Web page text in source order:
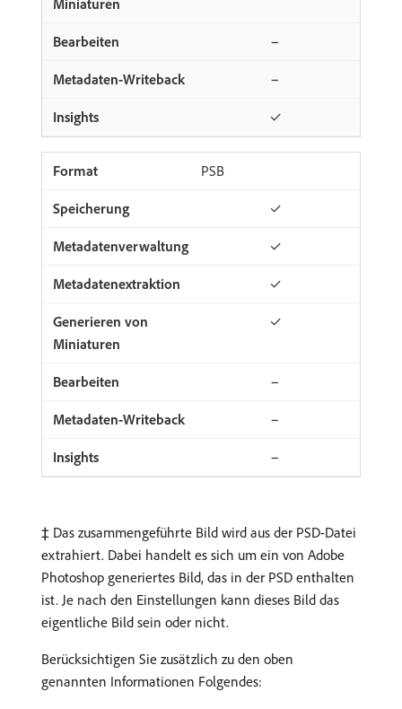
−
−
✓
PSB
✓
✓
✓
✓
−
−
−
‡ Das zusammengeführte Bild wird aus der PSD-Datei
extrahiert. Dabei handelt es sich um ein von Adobe
Photoshop generiertes Bild, das in der PSD enthalten
ist. Je nach den Einstellungen kann dieses Bild das
eigentliche Bild sein oder nicht.
Berücksichtigen Sie zusätzlich zu den oben
genannten Informationen Folgendes: